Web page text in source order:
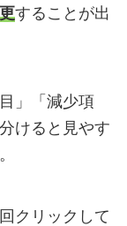
することが出
」「減少項
けると見やす
クリックして